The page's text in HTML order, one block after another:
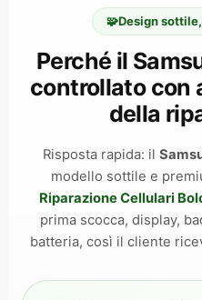
🧩Design
Perché il
controllato con
della
Risposta rapida: il
modello sottile e
Riparazione Cellulari
prima scocca, display,
batteria, così il cliente